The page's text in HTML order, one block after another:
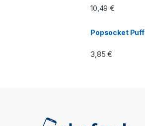
10,49€
Popsocket Puff
3,85€